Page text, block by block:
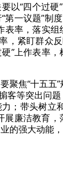
以“四个过
一议题”制
表率，落实
，紧盯群众
”上作表率
聚焦“十五五
客等突出问
；带头树立
展廉洁教育
的强大动能